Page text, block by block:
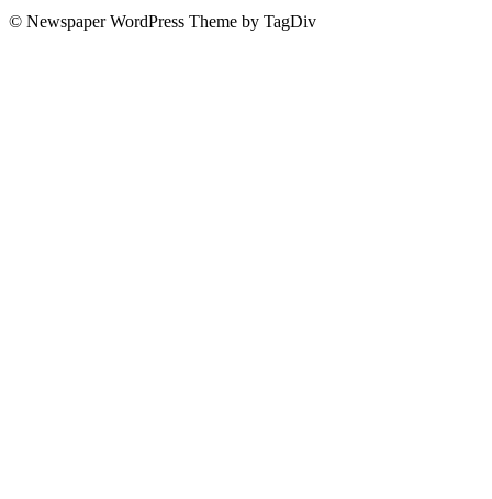
© Newspaper WordPress Theme by TagDiv